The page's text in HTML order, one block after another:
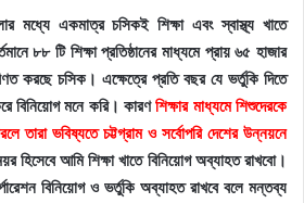
মধ্যে একমাত্র চসিকই শিক্ষা এবং স্বাস্থ্য খাতে
৮৮ টি শিক্ষা প্রতিষ্ঠানের মাধ্যমে প্রায় ৬৫ হাজার
করছে চসিক। এক্ষেত্রে প্রতি বছর যে ভর্তুকি দিতে
বিনিয়োগ মনে করি। কারণশিক্ষার মাধ্যমে শিশুদেরকে
তারা ভবিষ্যতে চট্টগ্রাম ও সর্বোপরি দেশের উন্নয়নে
হিসেবে আমি শিক্ষা খাতে বিনিয়োগ অব্যাহত রাখবো।
বিনিয়োগ ও ভর্তুকি অব্যাহত রাখবে বলে মন্তব্য